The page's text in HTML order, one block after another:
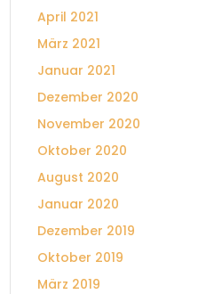
April 2021
März 2021
Januar 2021
Dezember 2020
November 2020
Oktober 2020
August 2020
Januar 2020
Dezember 2019
Oktober 2019
März 2019